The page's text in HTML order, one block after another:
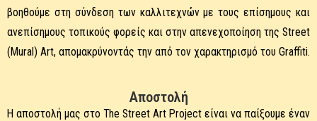
βοηθούμε στη σύνδεση των καλλιτεχνών με τους επίσημους και
ανεπίσημους τοπικούς φορείς και στην απενεχοποίηση της Street
(Mural) Art, απομακρύνοντάς την από τον χαρακτηρισμό του Graffiti.
Αποστολή
Η αποστολή μας στο The Street Art Project είναι να παίξουμε έναν